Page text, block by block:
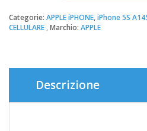
Conversazione
iPhone
quantità
Categorie: APPLE iPHONE,iPhone 5S
CELLULARE Marchio: APPLE
Descrizione